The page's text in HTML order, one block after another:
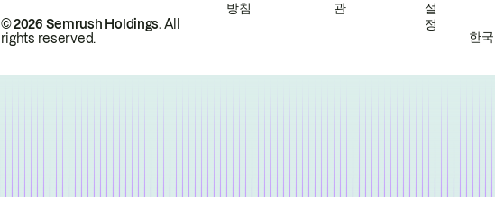
© 2026 Semrush Holdings.All
rights reserved.
방침
관
설
정
한